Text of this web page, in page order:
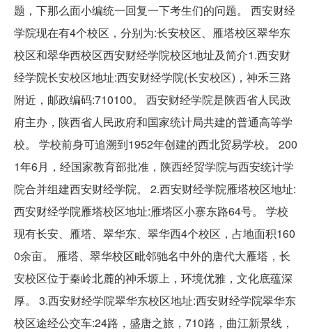
题，下那么面小编统一回复一下考生们的问题。 西安财经
学院现在有4个校区，分别为:长安校区、雁塔校区翠华东
校区和翠华西校区西安财经学院校区地址及简介1.西安财
经学院长安校区地址:西安财经学院(长安校区)，神禾三路
附近，邮政编码:710100。 西安财经学院是陕西省人民政
府主办，陕西省人民政府和国家统计局共建的普通高等学
校。 学校前身可追溯到1952年创建的西北贸易学校。 200
1年6月，经国家教育部批准，陕西经贸学院与西安统计学
院合并组建西安财经学院。 2.西安财经学院雁塔校区地址:
西安财经学院雁塔校区地址:雁塔区小寨东路64号。 学校
现有长安、雁塔、翠华东、翠华西4个校区，占地面积160
0余亩。 雁塔、翠华校区毗邻驰名中外的唐代大雁塔，长
安校区位于秦岭北麓的神禾塬上，环境优雅，文化底蕴深
厚。 3.西安财经学院翠华东校区地址:西安财经学院翠华东
校区途经公交车:24路，盛唐之旅，710路，曲江新景线，